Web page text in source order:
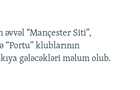
“Mançester Siti”,
“Portu” klublarının
gələcəkləri məlum olub.